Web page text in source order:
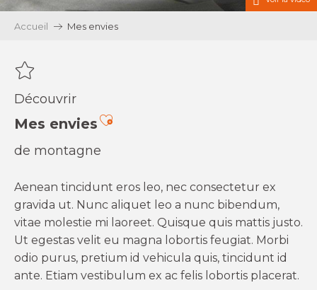
Accueil Mes envies
Découvrir
Mes enviesAjouter aux favoris
de montagne
Aenean tincidunt eros leo, nec consectetur ex
gravida ut. Nunc aliquet leo a nunc bibendum,
vitae molestie mi laoreet. Quisque quis mattis justo.
Ut egestas velit eu magna lobortis feugiat. Morbi
odio purus, pretium id vehicula quis, tincidunt id
ante. Etiam vestibulum ex ac felis lobortis placerat.